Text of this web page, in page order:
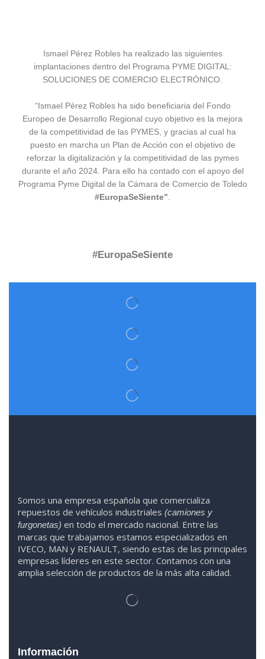
Ismael Pérez Robles ha realizado las siguientes
implantaciones dentro del Programa PYME DIGITAL:
SOLUCIONES DE COMERCIO ELECTRÓNICO.
“Ismael Pérez Robles ha sido beneficiaria del Fondo
Europeo de Desarrollo Regional cuyo objetivo es la mejora
de la competitividad de las PYMES, y gracias al cual ha
puesto en marcha un Plan de Acción con el objetivo de
reforzar la digitalización y la competitividad de las pymes
durante el año 2024. Para ello ha contado con el apoyo del
Programa Pyme Digital de la Cámara de Comercio de Toledo
#EuropaSeSiente”.
#EuropaSeSiente
Somos una empresa española que comercializa
repuestos de vehículos industriales (camiones y
furgonetas) en todo el mercado nacional. Entre las
marcas que trabajamos estamos especializados en
IVECO, MAN y RENAULT, siendo estas de las principales
empresas líderes en este sector. Contamos con una
amplia selección de productos de la más alta calidad.
Información